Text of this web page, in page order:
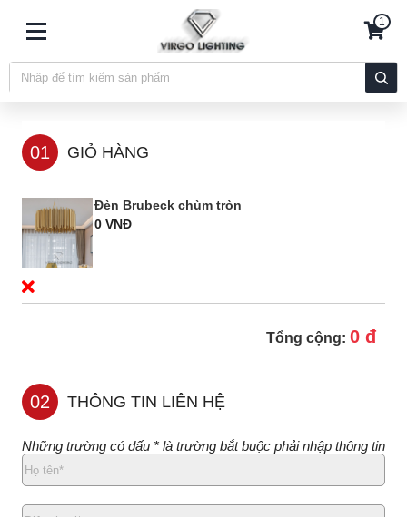
1
01 GIỎ HÀNG
Đèn Brubeck chùm tròn
0 VNĐ
Tổng cộng: 0 đ
02 THÔNG TIN LIÊN HỆ
Những trường có dấu * là trường bắt buộc phải nhập thông tin